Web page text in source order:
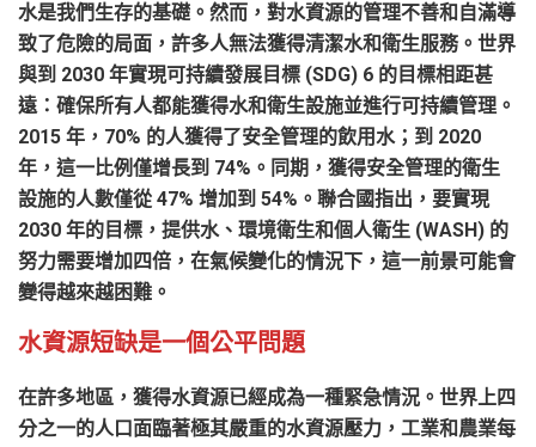
水是我們生存的基礎。然而，對水資源的管理不善和自滿導
致了危險的局面，許多人無法獲得清潔水和衛生服務。世界
與到 2030 年實現可持續發展目標 (SDG) 6 的目標相距甚
遠：確保所有人都能獲得水和衛生設施並進行可持續管理。
2015 年，70% 的人獲得了安全管理的飲用水；到 2020
年，這一比例僅增長到 74%。同期，獲得安全管理的衛生
設施的人數僅從 47% 增加到 54%。聯合國指出，要實現
2030 年的目標，提供水、環境衛生和個人衛生 (WASH) 的
努力需要增加四倍，在氣候變化的情況下，這一前景可能會
變得越來越困難。
水資源短缺是一個公平問題
在許多地區，獲得水資源已經成為一種緊急情況。世界上四
分之一的人口面臨著極其嚴重的水資源壓力，工業和農業每